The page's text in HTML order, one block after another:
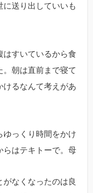
送り出していいも
はすいているから食
朝は直前まで寝て
けるなんて考えがあ
ゆっくり時間をかけ
らはテキトーで。母
なくなったのは良